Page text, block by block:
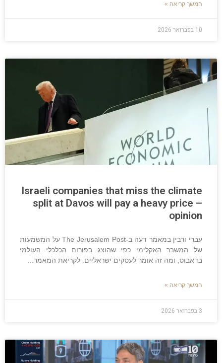
המשך קריאה »
10 בפברואר 2026
Israeli companies that miss the climate
split at Davos will pay a heavy price –
opinion
עברי ורבין במאמר דעה ב-The Jerusalem Post על המשמעות
של המשבר האקלימי כפי שהוצג בפורום הכלכלי העולמי
בדאבוס, ומה זה אומר לעסקים ישראליים. לקריאת המאמר
המשך קריאה »
3 בפברואר 2026